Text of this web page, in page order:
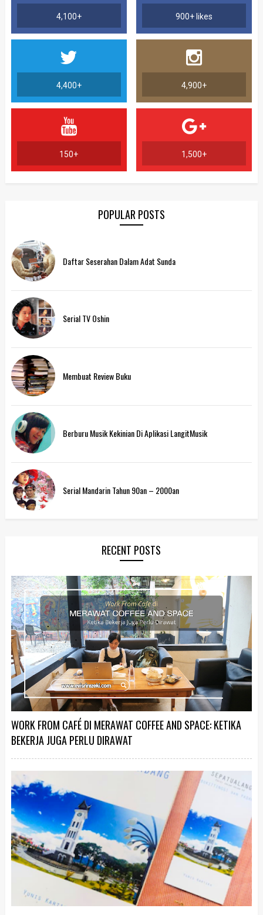
4,100+ 900+ likes
4,400+ 4,900+
150+ 1,500+
POPULAR POSTS
Daftar Seserahan Dalam Adat Sunda
Serial TV Oshin
Membuat Review Buku
Berburu Musik Kekinian Di Aplikasi LangitMusik
Serial Mandarin Tahun 90an – 2000an
RECENT POSTS
WORK FROM CAFÉ DI MERAWAT COFFEE AND SPACE: KETIKA
BEKERJA JUGA PERLU DIRAWAT